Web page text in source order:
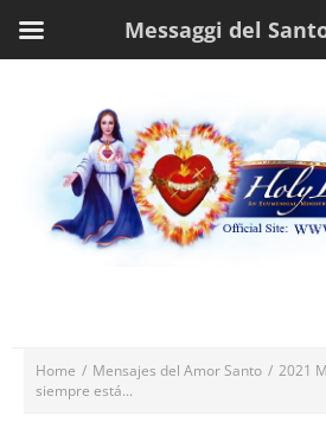
Home / Mensajes del Amor Santo / 2021
siempre está...
Messaggi del